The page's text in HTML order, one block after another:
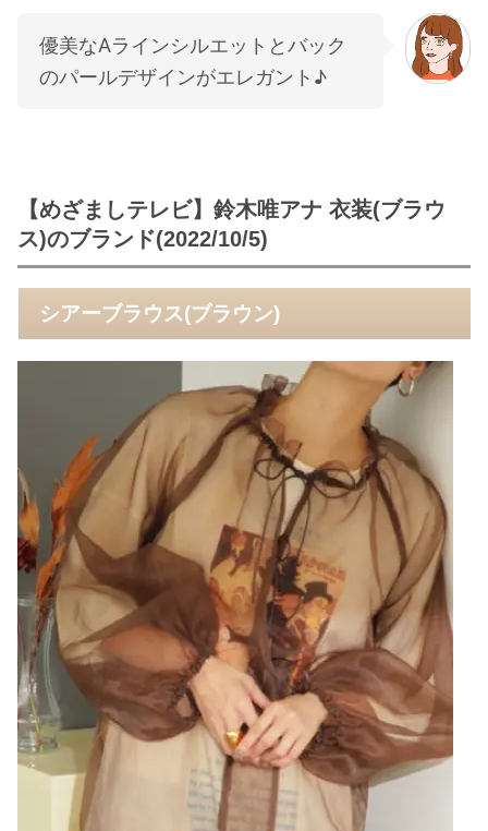
優美なAラインシルエットとバック
のパールデザインがエレガント♪
【めざましテレビ】鈴木唯アナ 衣装(ブラウ
ス)のブランド(2022/10/5)
シアーブラウス(ブラウン)